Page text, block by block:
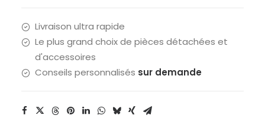
Minarelli
scooters
Livraison ultra rapide
Le plus grand choix de pièces détachées et
d'accessoires
Conseils personnalisés sur demande